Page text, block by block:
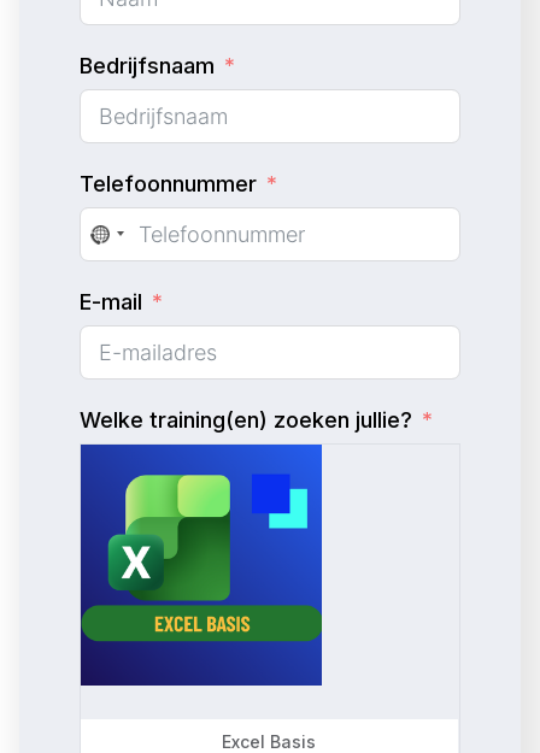
Bedrijfsnaam
Telefoonnummer
N
c
o
u
n
t
s
e
l
e
E-mail
Welke training(en) zoeken jullie?
Excel Basis